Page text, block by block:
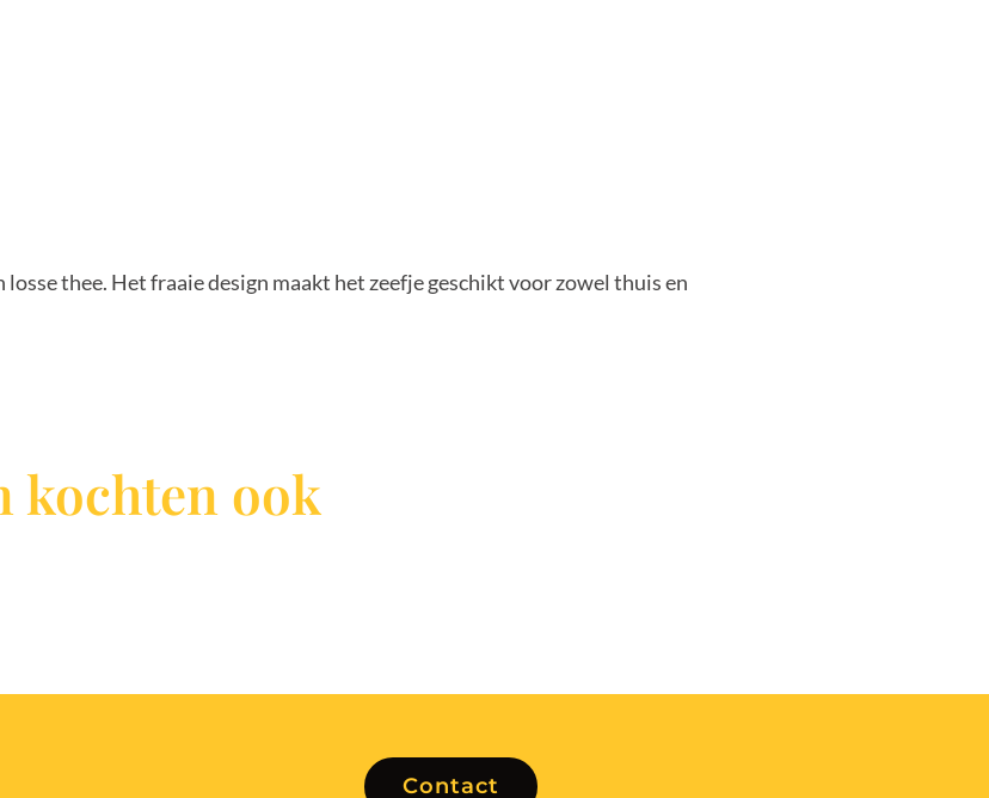
thee. Het fraaie design maakt het zeefje geschikt voor zowel thuis en
kochten ook
Contact